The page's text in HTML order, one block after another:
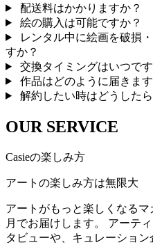
配送料はかかりますか？
絵の購入は可能ですか？
レンタル中に絵画を破損
すか？
交換タイミングはいつです
作品はどのように届きます
解約したい時はどうした
OUR SERVICE
Casieの楽しみ方
アートの楽しみ方は無限大
アートがもっと楽しくなる
月でお届けします。 アーテ
タビューや、キュレーショ